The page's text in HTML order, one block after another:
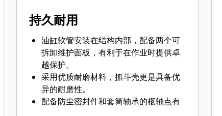
持久耐用
油缸软管安装在结构内部，配备两个可
拆卸维护面板，有利于在作业时提供卓
越保护。
采用优质耐磨材料，抓斗壳更是具备优
异的耐磨性。
配备防尘密封件和套筒轴承的枢轴点有